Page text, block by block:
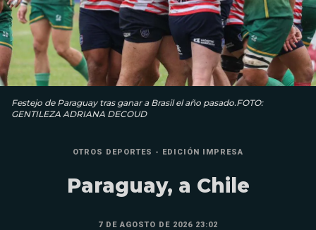
Festejo de Paraguay tras ganar a Brasil el año pasado.FOTO:
GENTILEZA ADRIANA DECOUD
OTROS DEPORTES - EDICIÓN IMPRESA
Paraguay, a Chile
7 DE AGOSTO DE 2026 23:02